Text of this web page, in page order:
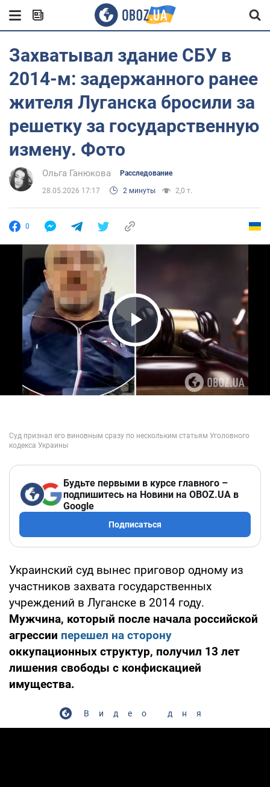
Захватывал здание СБУ в
2014-м: задержанного ранее
жителя Луганска бросили за
решетку за государственную
измену. Фото
Ольга Ганюкова Расследование
28.05.2026 17:17 2 минуты 2,0 т.
0
Play Video
Будьте первыми в курсе главного –
подпишитесь на Новини на OBOZ.UA в
Google
Подписаться
Украинский суд вынес приговор одному из
участников захвата государственных
учреждений в Луганске в 2014 году.
Мужчина, который после начала российской
агрессии перешел на сторону
оккупационных структур, получил 13 лет
лишения свободы с конфискацией
имущества.
Видео дня